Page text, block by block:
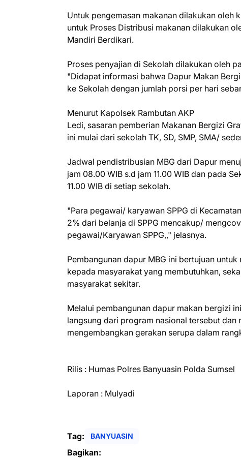
Untuk pengemasan makanan dilakukan oleh
untuk Proses Distribusi makanan dilakukan
Mandiri Berdikari.
Proses penyajian di Sekolah dilakukan oleh
"Didapat informasi bahwa Dapur Makan
ke Sekolah dengan jumlah porsi per hari
Menurut Kapolsek Rambutan AKP
Ledi, sasaran pemberian Makanan Bergizi
ini mulai dari sekolah TK, SD, SMP, SMA/
Jadwal pendistribusian MBG dari Dapur
jam 08.00 WIB s.d jam 11.00 WIB dan pada
11.00 WIB di setiap sekolah.
"Para pegawai/ karyawan SPPG di
2% dari belanja di SPPG mencakup/
pegawai/Karyawan SPPG,," jelasnya.
Pembangunan dapur MBG ini bertujuan
kepada masyarakat yang membutuhkan,
masyarakat sekitar.
Melalui pembangunan dapur makan bergizi
langsung dari program nasional tersebut
mengembangkan gerakan serupa dalam
Rilis : Humas Polres Banyuasin Polda Sumsel
Laporan : Mulyadi
Tag: BANYUASIN
Bagikan: